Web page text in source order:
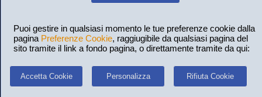
Puoi gestire in qualsiasi momento le tue preferenze cookie dalla
pagina Preferenze Cookie, raggiugibile da qualsiasi pagina del
sito tramite il link a fondo pagina, o direttamente tramite da qui:
Accetta Cookie Personalizza Rifiuta Cookie